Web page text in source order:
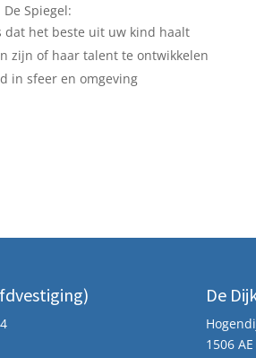
Spiegel:
dat het beste uit uw kind haalt
zijn of haar talent te ontwikkelen
in sfeer en omgeving
De
1506